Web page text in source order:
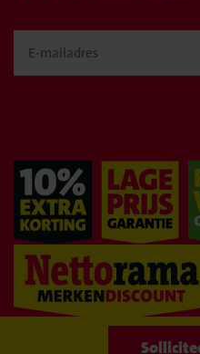
Naar
Solliciteer direct
WIJ BLIJVEN